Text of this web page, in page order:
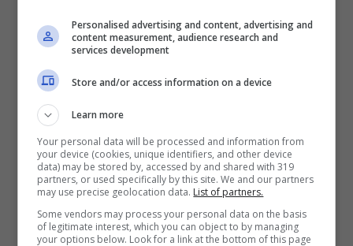
con la forza dell’intimidazione mafiosa, la
gestione monopolistica e violenta del settore
della produzione, installazione, distribuzione e
noleggio delle ‘macchinette mangiasoldi
nonche’ l’esercizio organizzato delle scommesse
e del gioco, non solo in Campania, ma anche
nel Lazio e in alcuni quartieri della citta’ di
Roma.
Personalised advertising and content, advertising and
content measurement, audience research and
services development
Store and/or access information on a device
Learn more
Your personal data will be processed and information from
your device (cookies, unique identifiers, and other device
data) may be stored by, accessed by and shared with 319
partners, or used specifically by this site. We and our partners
may use precise geolocation data. List of partners.
Some vendors may process your personal data on the basis
of legitimate interest, which you can object to by managing
your options below. Look for a link at the bottom of this page